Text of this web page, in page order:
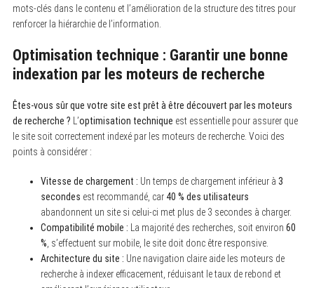
mots-clés dans le contenu et l’amélioration de la structure des titres pour
renforcer la hiérarchie de l’information.
Optimisation technique : Garantir une bonne
indexation par les moteurs de recherche
Êtes-vous sûr que votre site est prêt à être découvert par les moteurs
de recherche ? L’optimisation technique est essentielle pour assurer que
le site soit correctement indexé par les moteurs de recherche. Voici des
points à considérer :
Vitesse de chargement : Un temps de chargement inférieur à 3
secondes est recommandé, car 40 % des utilisateurs
abandonnent un site si celui-ci met plus de 3 secondes à charger.
Compatibilité mobile : La majorité des recherches, soit environ 60
% , s’effectuent sur mobile, le site doit donc être responsive.
Architecture du site : Une navigation claire aide les moteurs de
recherche à indexer efficacement, réduisant le taux de rebond et
e
a
r
h
o
r